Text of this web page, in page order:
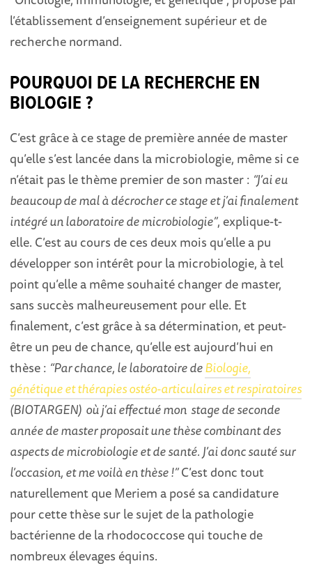
l’établissement d’enseignement supérieur et de
recherche normand.
POURQUOI DE LA RECHERCHE EN
BIOLOGIE ?
C’est grâce à ce stage de première année de master
qu’elle s’est lancée dans la microbiologie, même si ce
n’était pas le thème premier de son master : “J’ai eu
beaucoup de mal à décrocher ce stage et j’ai finalement
intégré un laboratoire de microbiologie”, explique-t-
elle. C’est au cours de ces deux mois qu’elle a pu
développer son intérêt pour la microbiologie, à tel
point qu’elle a même souhaité changer de master,
sans succès malheureusement pour elle. Et
finalement, c’est grâce à sa détermination, et peut-
être un peu de chance, qu’elle est aujourd’hui en
thèse : “Par chance, le laboratoire deBiologie,
génétique et thérapies ostéo-articulaires et respiratoires
(BIOTARGEN) où j’ai effectué mon stage de seconde
année de master proposait une thèse combinant des
aspects de microbiologie et de santé. J’ai donc sauté sur
l’occasion, et me voilà en thèse !”C’est donc tout
naturellement que Meriem a posé sa candidature
pour cette thèse sur le sujet de la pathologie
bactérienne de la rhodococcose qui touche de
nombreux élevages équins.